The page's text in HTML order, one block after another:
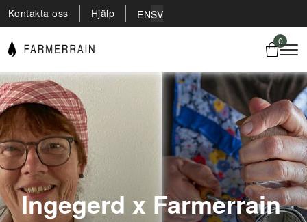
Kontakta oss Hjälp ENSV
0
Ingegerd x Farmerrain